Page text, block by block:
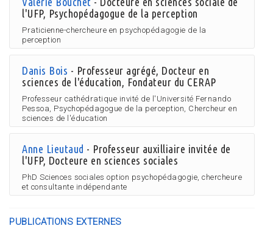
l'UFP, Psychopédagogue de la perception
Praticienne-chercheure en psychopédagogie de la
perception
Danis Bois - Professeur agrégé, Docteur en
sciences de l'éducation, Fondateur du CERAP
Professeur cathédratique invité de l'Université Fernando
Pessoa, Psychopédagogue de la perception, Chercheur en
sciences de l'éducation
Anne Lieutaud - Professeur auxilliaire invitée de
l'UFP, Docteure en sciences sociales
PhD Sciences sociales option psychopédagogie, chercheure
et consultante indépendante
PUBLICATIONS EXTERNES